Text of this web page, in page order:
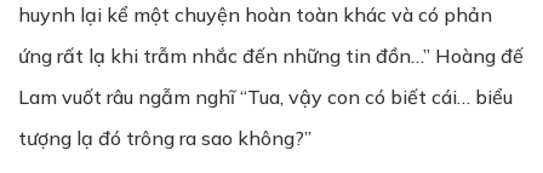
huynh lại kể một chuyện hoàn toàn khác và có phản
ứng rất lạ khi trẫm nhắc đến những tin đồn…” Hoàng đế
Lam vuốt râu ngẫm nghĩ “Tua, vậy con có biết cái… biểu
tượng lạ đó trông ra sao không?”